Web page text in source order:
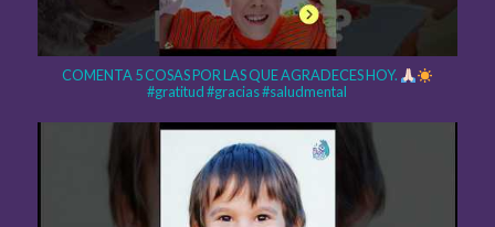
COMENTA 5 COSAS POR LAS QUE AGRADECES HOY.
#gratitud #gracias #saludmental